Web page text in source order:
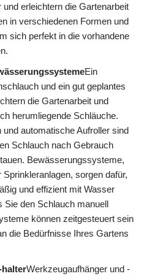
erleichtern die Gartenarbeit
in verschiedenen Formen und
sich perfekt in die vorhandene
Ein
und ein gut geplantes
die Gartenarbeit und
herumliegende Schläuche.
automatische Aufroller sind
Schlauch nach Gebrauch
Bewässerungssysteme,
sorgen dafür,
und effizient mit Wasser
Sie den Schlauch manuell
können zeitgesteuert sein
die Bedürfnisse Ihres Gartens
halterWerkzeugaufhänger und -